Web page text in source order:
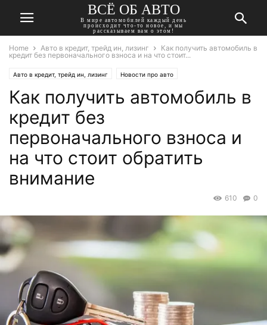
ВСЁ ОБ АВТО
В мире автомобилей каждый день
происходит что-то новое, и мы
рассказываем вам о этом!
Home Авто в кредит, трейд ин, лизинг
Как получить автомобиль в
кредит без первоначального взноса и на что стоит...
Авто в кредит, трейд ин, лизинг Новости про авто
Как получить автомобиль в
кредит без
первоначального взноса и
на что стоит обратить
внимание
0
610